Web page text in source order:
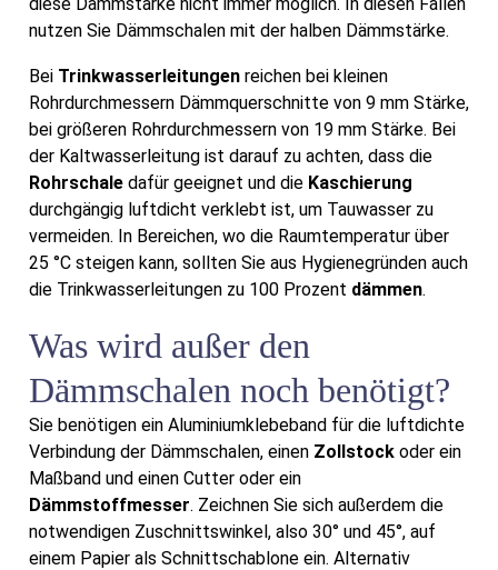
nutzen Sie Dämmschalen mit der halben Dämmstärke.
Bei Trinkwasserleitungen reichen bei kleinen
Rohrdurchmessern Dämmquerschnitte von 9 mm Stärke,
bei größeren Rohrdurchmessern von 19 mm Stärke. Bei
der Kaltwasserleitung ist darauf zu achten, dass die
Rohrschale dafür geeignet und die Kaschierung
durchgängig luftdicht verklebt ist, um Tauwasser zu
vermeiden. In Bereichen, wo die Raumtemperatur über
25 °C steigen kann, sollten Sie aus Hygienegründen auch
die Trinkwasserleitungen zu 100 Prozent dämmen.
Was wird außer den
Dämmschalen noch benötigt?
Sie benötigen ein Aluminiumklebeband für die luftdichte
Verbindung der Dämmschalen, einen Zollstock oder ein
Maßband und einen Cutter oder ein
Dämmstoffmesser. Zeichnen Sie sich außerdem die
notwendigen Zuschnittswinkel, also 30° und 45°, auf
einem Papier als Schnittschablone ein. Alternativ